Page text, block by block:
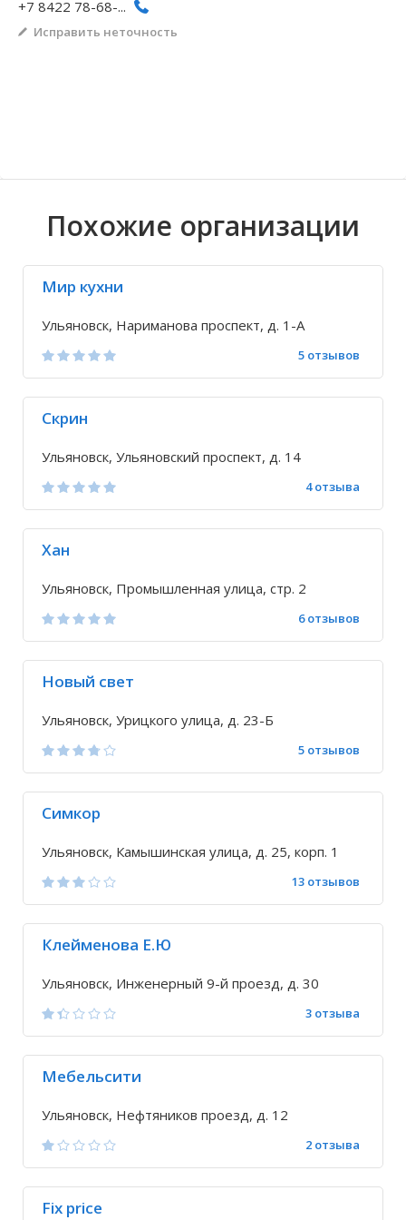
Волгоградская область
Кировоградская область
Восточно-Казахстанская область
Архангельское
+7 8422 78-68-...
Исправить неточность
Похожие организации
Мир кухни
Ульяновск, Нариманова проспект, д. 1-А
5 отзывов
Скрин
Ульяновск, Ульяновский проспект, д. 14
4 отзыва
Хан
Ульяновск, Промышленная улица, стр. 2
6 отзывов
Новый свет
Ульяновск, Урицкого улица, д. 23-Б
5 отзывов
Симкор
Ульяновск, Камышинская улица, д. 25, корп. 1
13 отзывов
Клейменова Е.Ю
Ульяновск, Инженерный 9-й проезд, д. 30
3 отзыва
Мебельсити
Ульяновск, Нефтяников проезд, д. 12
2 отзыва
Fix price